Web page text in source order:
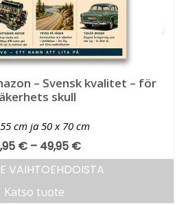
– Svensk kvalitet – för
skull
cm ja 50 x 70 cm
€ – 49,95 €
VAIHTOEHDOISTA
Katso tuote